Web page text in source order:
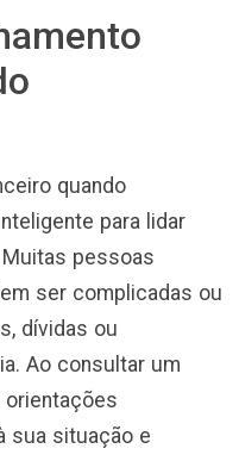
quando
para lidar
pessoas
ser complicadas ou
dívidas ou
Ao consultar um
sua situação e